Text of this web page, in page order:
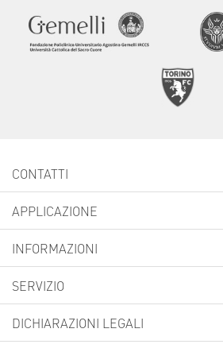
CONTATTI
APPLICAZIONE
INFORMAZIONI
SERVIZIO
DICHIARAZIONI LEGALI